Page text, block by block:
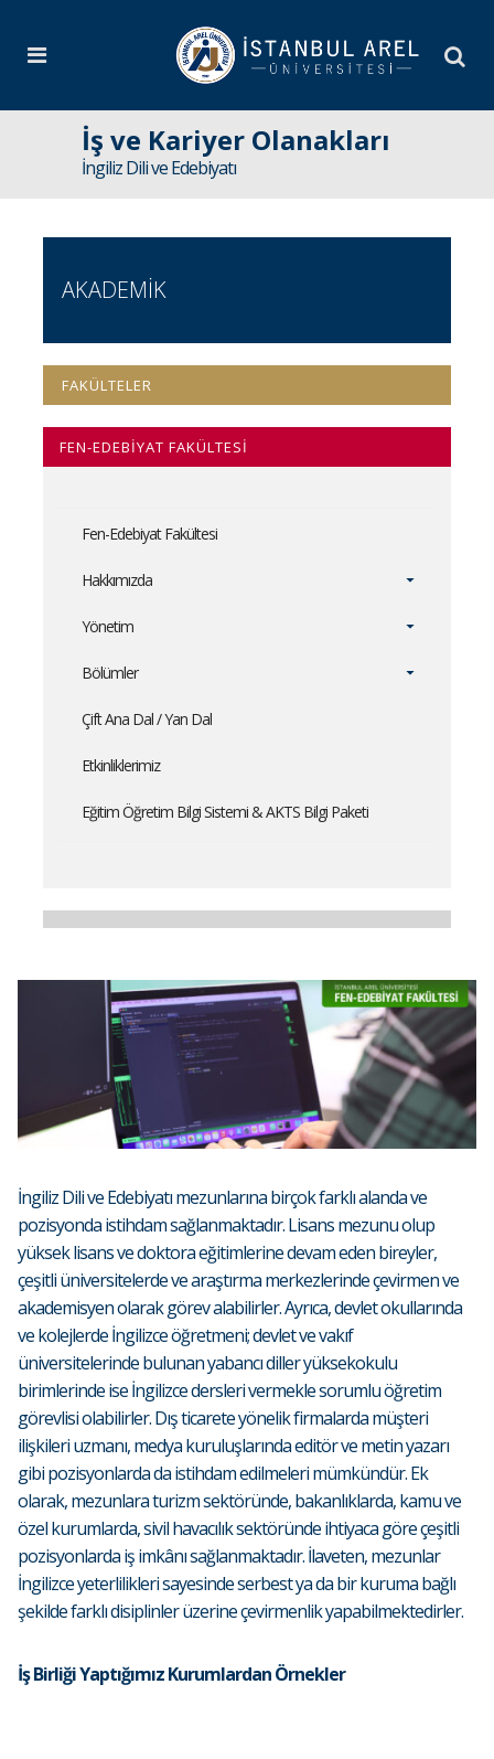
İş ve Kariyer Olanakları
İngiliz Dili ve Edebiyatı
AKADEMİK
FAKÜLTELER
FEN-EDEBİYAT FAKÜLTESİ
Fen-Edebiyat Fakültesi
Hakkımızda
Yönetim
Bölümler
Çift Ana Dal / Yan Dal
Etkinliklerimiz
Eğitim Öğretim Bilgi Sistemi & AKTS Bilgi Paketi
İngiliz Dili ve Edebiyatı mezunlarına birçok farklı alanda ve
pozisyonda istihdam sağlanmaktadır. Lisans mezunu olup
yüksek lisans ve doktora eğitimlerine devam eden bireyler,
çeşitli üniversitelerde ve araştırma merkezlerinde çevirmen ve
akademisyen olarak görev alabilirler. Ayrıca, devlet okullarında
ve kolejlerde İngilizce öğretmeni; devlet ve vakıf
üniversitelerinde bulunan yabancı diller yüksekokulu
birimlerinde ise İngilizce dersleri vermekle sorumlu öğretim
görevlisi olabilirler. Dış ticarete yönelik firmalarda müşteri
ilişkileri uzmanı, medya kuruluşlarında editör ve metin yazarı
gibi pozisyonlarda da istihdam edilmeleri mümkündür. Ek
olarak, mezunlara turizm sektöründe, bakanlıklarda, kamu ve
özel kurumlarda, sivil havacılık sektöründe ihtiyaca göre çeşitli
pozisyonlarda iş imkânı sağlanmaktadır. İlaveten, mezunlar
İngilizce yeterlilikleri sayesinde serbest ya da bir kuruma bağlı
şekilde farklı disiplinler üzerine çevirmenlik yapabilmektedirler.
İş Birliği Yaptığımız Kurumlardan Örnekler